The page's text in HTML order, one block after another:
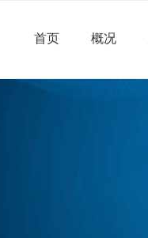
首页 概况